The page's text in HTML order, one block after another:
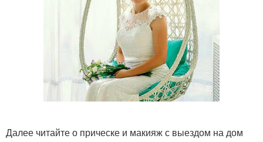
Далее читайте о прическе и макияж с выездом на дом